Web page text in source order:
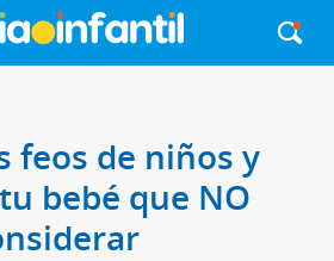
feos de niños y
bebé que NO